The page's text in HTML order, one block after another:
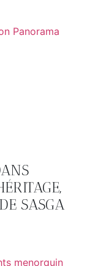
SASGA